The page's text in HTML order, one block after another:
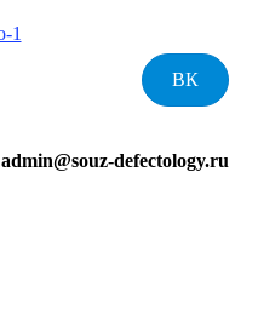
ВК
admin@souz-defectology.ru